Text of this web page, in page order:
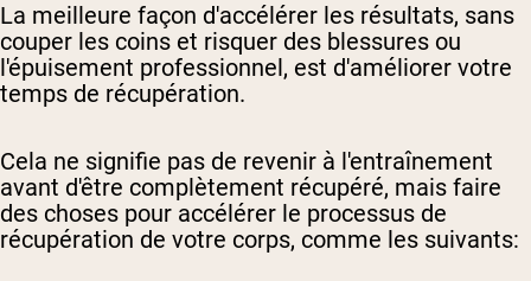
La meilleure façon d'accélérer les résultats, sans
couper les coins et risquer des blessures ou
l'épuisement professionnel, est d'améliorer votre
temps de récupération.
Cela ne signifie pas de revenir à l'entraînement
avant d'être complètement récupéré, mais faire
des choses pour accélérer le processus de
récupération de votre corps, comme les suivants: